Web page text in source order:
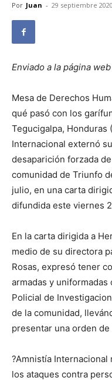
Por Juan - 29 septiembre 2020
Enviado a la página
Mesa de Derechos
qué pasó con los
Tegucigalpa,
Internacional externó
desaparición forzada
comunidad de Triunfo
julio, en una carta
difundida este viernes
En la carta dirigida a
medio de su directora
Rosas, expresó tener
armadas y
Policial de
de la comunidad,
presentar una orden de
?Amnistía
los ataques contra